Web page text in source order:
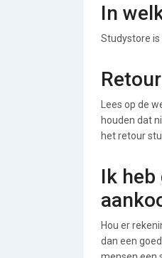
In
Studystore is
Lees op de
houden dat
het retour
Ik
Hou er
dan een